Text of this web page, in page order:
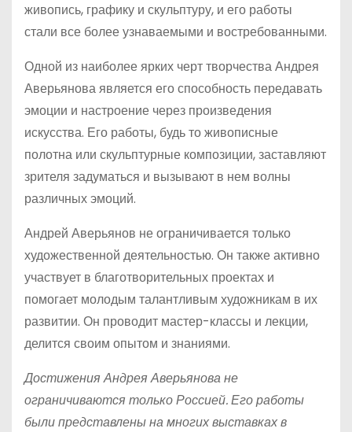
живопись, графику и скульптуру, и его работы
стали все более узнаваемыми и востребованными.
Одной из наиболее ярких черт творчества Андрея
Аверьянова является его способность передавать
эмоции и настроение через произведения
искусства. Его работы, будь то живописные
полотна или скульптурные композиции, заставляют
зрителя задуматься и вызывают в нем волны
различных эмоций.
Андрей Аверьянов не ограничивается только
художественной деятельностью. Он также активно
участвует в благотворительных проектах и
помогает молодым талантливым художникам в их
развитии. Он проводит мастер-классы и лекции,
делится своим опытом и знаниями.
Достижения Андрея Аверьянова не
ограничиваются только Россией. Его работы
были представлены на многих выставках в